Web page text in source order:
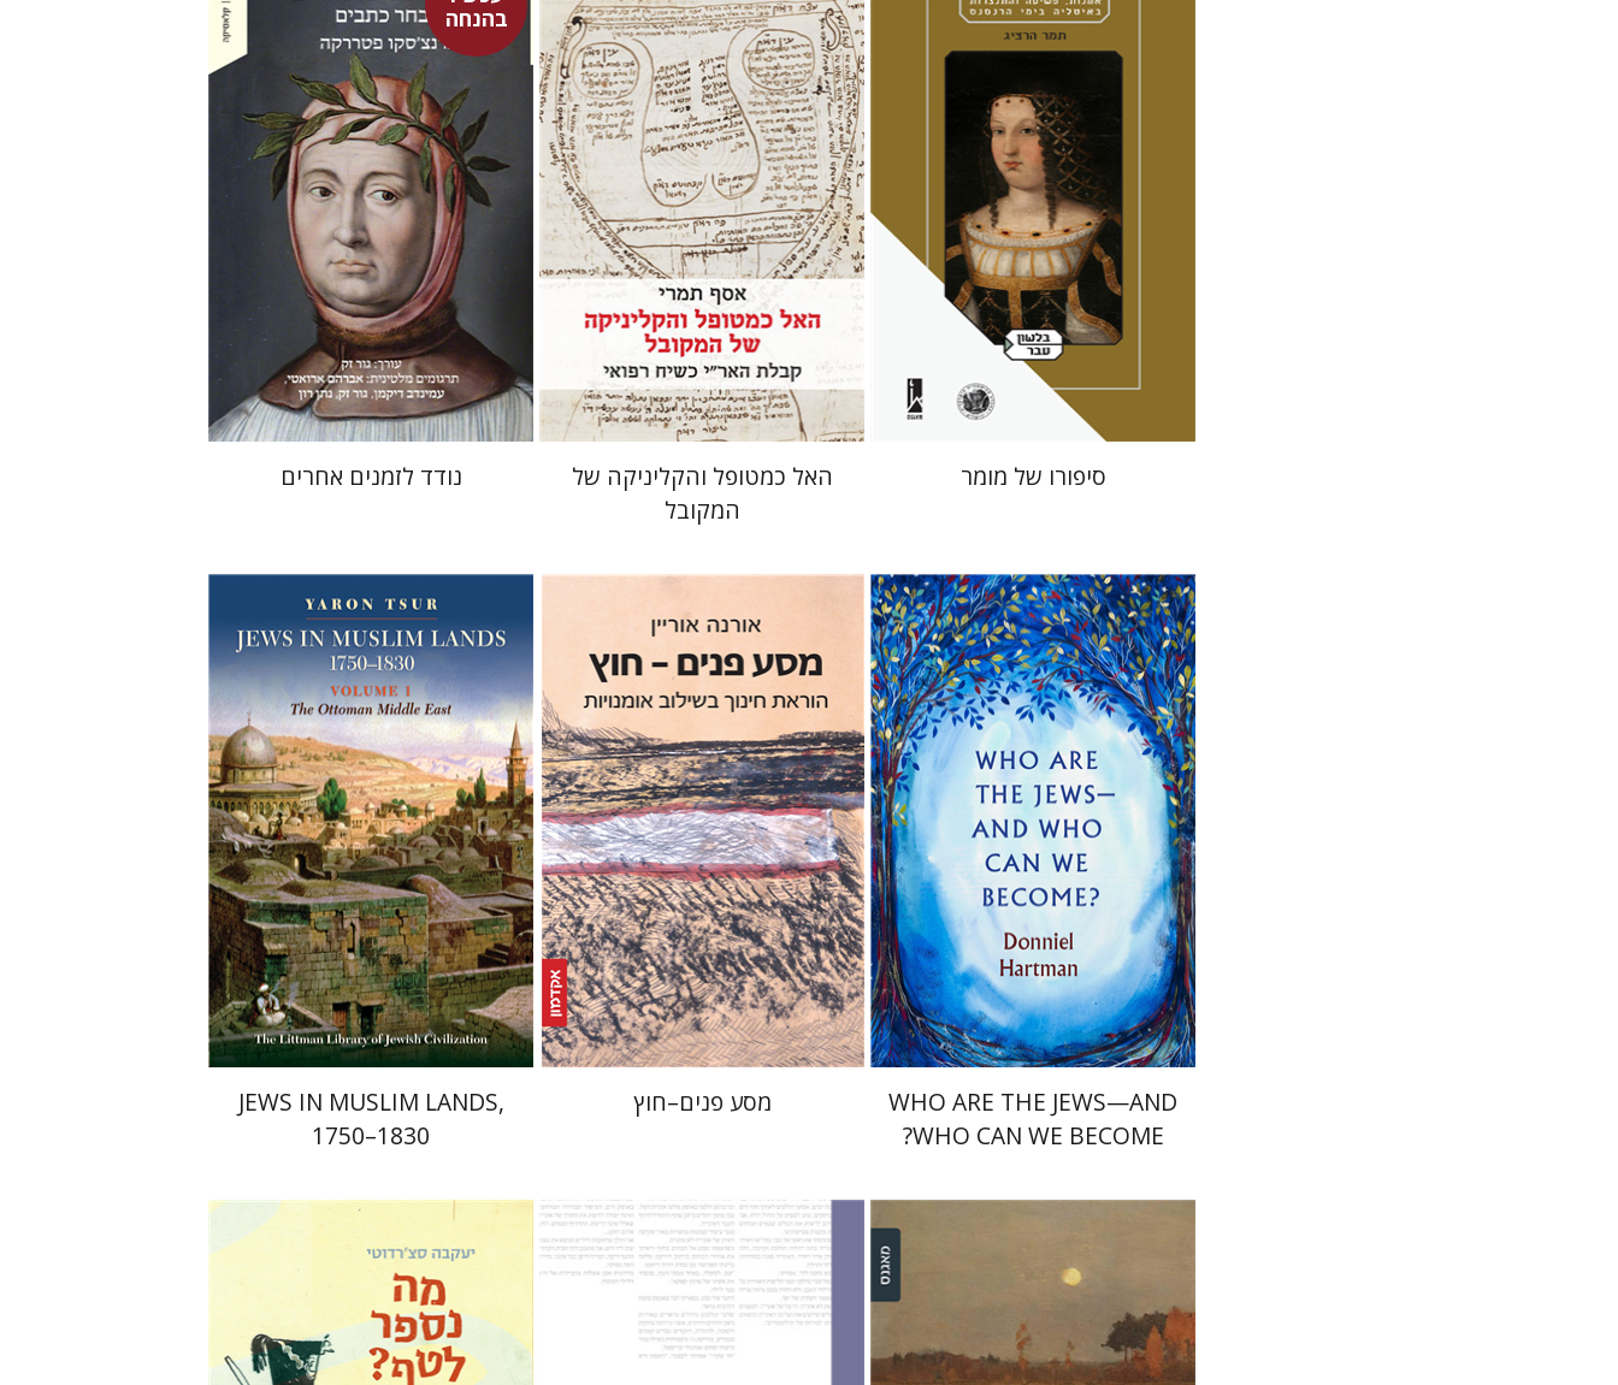
תמר הרציג
אמוץ גלעדי
הנחת אתר ספר מודפס
$46
$41
סיפורו של מומר
אסף תמרי
הנחת אתר ספר מודפס
$46
$41
האל כמטופל והקליניקה של
המקובל
בהנחהפרנצ'סקו פטררקה
גור זק
עמינדב דיקמן
נתן רון
גור זק
אברהם ארואטי
עכשיו בהנחה
$42
$31
נודד לזמנים אחרים
דניאל הרטמן
הנחת אתר ספר מודפס
$30
$27
WHO ARE THE JEWS—AND
WHO CAN WE BECOME?
אורנה אוריין
הנחת אתר ספר מודפס
$28
$25
מסע פנים–חוץ
ירון צור
אורסולה ווקוק
הנחת אתר ספר מודפס
$65
$58
JEWS IN MUSLIM LANDS,
1750–1830
דינה ברדיצ'בסקי
שחר פינסקר
יעקבה סצ'רדוטי
תמי ישראלי